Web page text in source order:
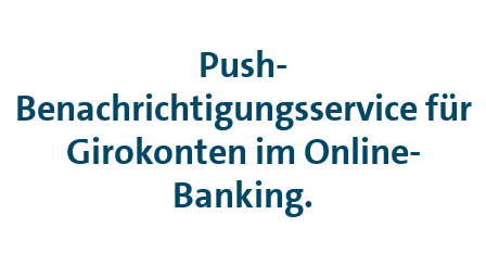
Push-
Benachrichtigungsservice für
Girokonten im Online-
Banking.